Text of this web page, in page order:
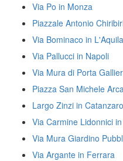
Via Po in Monza
Piazzale Antonio
Via Bominaco in L'Aquila
Via Pallucci in Napoli
Via Mura di Porta
Piazza San Michele
Largo Zinzi in Catanzaro
Via Carmine Lidonnici
Via Mura Giardino
Via Argante in Ferrara